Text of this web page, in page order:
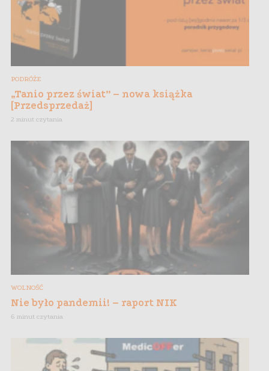
PODRÓŻE
„Tanio przez świat” – nowa książka
[Przedsprzedaż]
2 minut czytania
WOLNOŚĆ
Nie było pandemii! – raport NIK
6 minut czytania